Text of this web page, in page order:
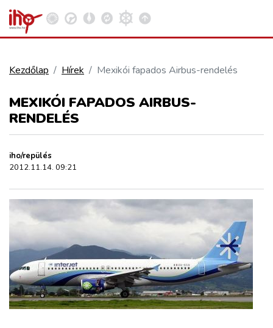
REPÜLÉS
KÖZLEKEDÉSFEJLESZTÉS
ELLÁTÁSI LÁNC
ZÖLDÚT
HAJÓZÁS
Kezdőlap Hírek Mexikói fapados Airbus-rendelés
MEXIKÓI FAPADOS AIRBUS-
RENDELÉS
iho/repülés
2012.11.14. 09:21